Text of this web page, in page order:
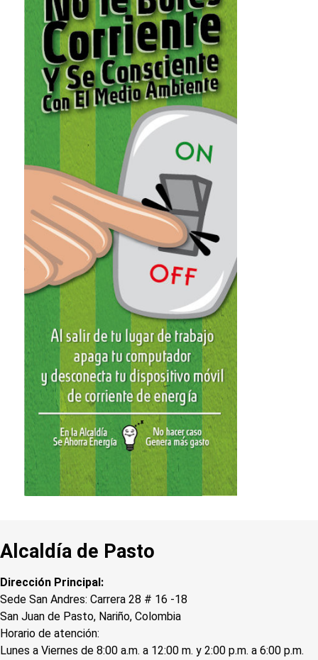
Alcaldía de Pasto
Dirección Principal:
Sede San Andres: Carrera 28 # 16 -18
San Juan de Pasto, Nariño, Colombia
Horario de atención:
Lunes a Viernes de 8:00 a.m. a 12:00 m. y 2:00 p.m. a 6:00 p.m.